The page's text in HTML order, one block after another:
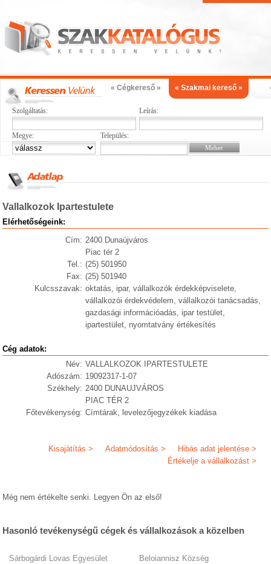
« Cégkereső » « Szakmai kereső »
Szolgáltatás: Leírás:
Megye: Település:
Vallalkozok Ipartestulete
Elérhetőségeink:
Cím: 2400 Dunaújváros
Piac tér 2
Tel.: (25) 501950
Fax: (25) 501940
Kulcsszavak: oktatás, ipar, vállalkozók érdekképviselete,
vállalkozói érdekvédelem, vállalkozói tanácsadás,
gazdasági információadás, ipar testület,
ipartestület, nyomtatvány értékesítés
Cég adatok:
Név: VALLALKOZOK IPARTESTULETE
Adószám: 19092317-1-07
Székhely: 2400 DUNAUJVÁROS
PIAC TÉR 2
Főtevékenység: Címtárak, levelezőjegyzékek kiadása
Hibás adat jelentése >
Adatmódosítás >
Kisajátítás >
Értékelje a vállalkozást >
Még nem értékelte senki. Legyen Ön az első!
Hasonló tevékenységű cégek és vállalkozások a közelben
Sárbogárdi Lovas Egyesület
Beloiannisz Község